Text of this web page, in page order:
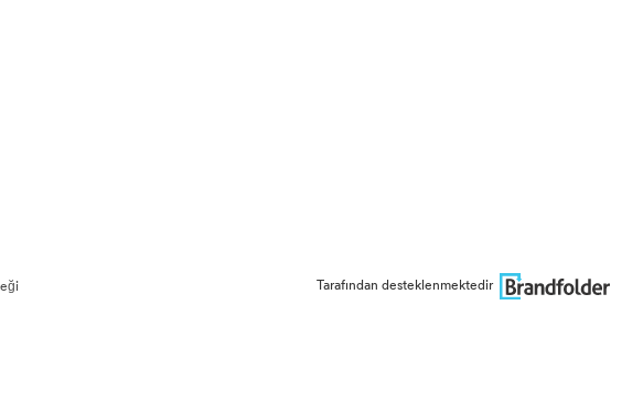
Tarafından desteklenmektedir